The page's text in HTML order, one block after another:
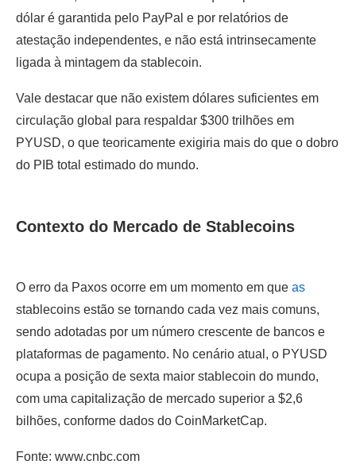
dólar é garantida pelo PayPal e por relatórios de
atestação independentes, e não está intrinsecamente
ligada à mintagem da stablecoin.
Vale destacar que não existem dólares suficientes em
circulação global para respaldar $300 trilhões em
PYUSD, o que teoricamente exigiria mais do que o dobro
do PIB total estimado do mundo.
Contexto do Mercado de Stablecoins
O erro da Paxos ocorre em um momento em que as
stablecoins estão se tornando cada vez mais comuns,
sendo adotadas por um número crescente de bancos e
plataformas de pagamento. No cenário atual, o PYUSD
ocupa a posição de sexta maior stablecoin do mundo,
com uma capitalização de mercado superior a $2,6
bilhões, conforme dados do CoinMarketCap.
Fonte: www.cnbc.com